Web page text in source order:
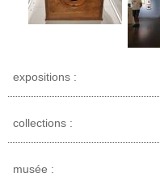
expositions :
collections :
musée :